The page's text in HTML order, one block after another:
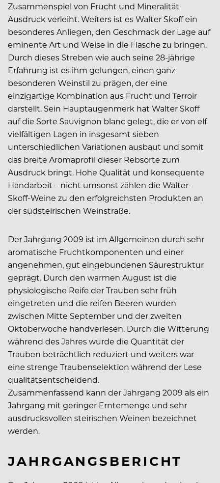
Zusammenspiel von Frucht und Mineralität
Ausdruck verleiht. Weiters ist es Walter Skoff ein
besonderes Anliegen, den Geschmack der Lage auf
eminente Art und Weise in die Flasche zu bringen.
Durch dieses Streben wie auch seine 28-jährige
Erfahrung ist es ihm gelungen, einen ganz
besonderen Weinstil zu prägen, der eine
einzigartige Kombination aus Frucht und Terroir
darstellt. Sein Hauptaugenmerk hat Walter Skoff
auf die Sorte Sauvignon blanc gelegt, die er von elf
vielfältigen Lagen in insgesamt sieben
unterschiedlichen Variationen ausbaut und somit
das breite Aromaprofil dieser Rebsorte zum
Ausdruck bringt. Hohe Qualität und konsequente
Handarbeit – nicht umsonst zählen die Walter-
Skoff-Weine zu den erfolgreichsten Produkten an
der südsteirischen Weinstraße.
Der Jahrgang 2009 ist im Allgemeinen durch sehr
aromatische Fruchtkomponenten und einer
angenehmen, gut eingebundenen Säurestruktur
geprägt. Durch den warmen August ist die
physiologische Reife der Trauben sehr früh
eingetreten und die reifen Beeren wurden
zwischen Mitte September und der zweiten
Oktoberwoche handverlesen. Durch die Witterung
während des Jahres wurde die Quantität der
Trauben beträchtlich reduziert und weiters war
eine strenge Traubenselektion während der Lese
qualitätsentscheidend.
Zusammenfassend kann der Jahrgang 2009 als ein
Jahrgang mit geringer Erntemenge und sehr
ausdrucksvollen steirischen Weinen bezeichnet
werden.
JAHRGANGSBERICHT